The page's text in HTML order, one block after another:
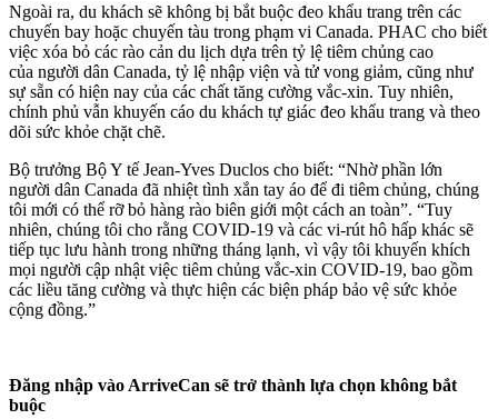
Ngoài ra, du khách sẽ không bị bắt buộc đeo khẩu trang trên các
chuyến bay hoặc chuyến tàu trong phạm vi Canada. PHAC cho biết
việc xóa bỏ các rào cản du lịch dựa trên tỷ lệ tiêm chủng cao
của người dân Canada, tỷ lệ nhập viện và tử vong giảm, cũng như
sự sẵn có hiện nay của các chất tăng cường vắc-xin. Tuy nhiên,
chính phủ vẫn khuyến cáo du khách tự giác đeo khẩu trang và theo
dõi sức khỏe chặt chẽ.
Bộ trưởng Bộ Y tế Jean-Yves Duclos cho biết: “Nhờ phần lớn
người dân Canada đã nhiệt tình xắn tay áo để đi tiêm chủng, chúng
tôi mới có thể rỡ bỏ hàng rào biên giới một cách an toàn”. “Tuy
nhiên, chúng tôi cho rằng COVID-19 và các vi-rút hô hấp khác sẽ
tiếp tục lưu hành trong những tháng lạnh, vì vậy tôi khuyến khích
mọi người cập nhật việc tiêm chủng vắc-xin COVID-19, bao gồm
các liều tăng cường và thực hiện các biện pháp bảo vệ sức khỏe
cộng đồng.”
Đăng nhập vào ArriveCan sẽ trở thành lựa chọn không bắt
buộc